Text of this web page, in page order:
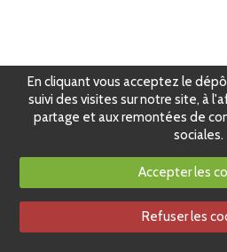
En cliquant vous acceptez le
suivi des visites sur notre site, à
partage et aux remontées de
sociales.
Accepter les
Refuser les